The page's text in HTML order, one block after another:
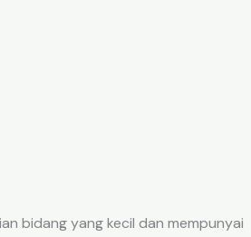
bidang yang kecil dan mempunyai